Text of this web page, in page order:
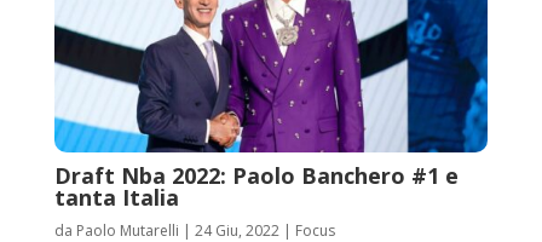
Draft Nba 2022: Paolo Banchero #1 e
tanta Italia
da Paolo Mutarelli | 24 Giu, 2022| Focus